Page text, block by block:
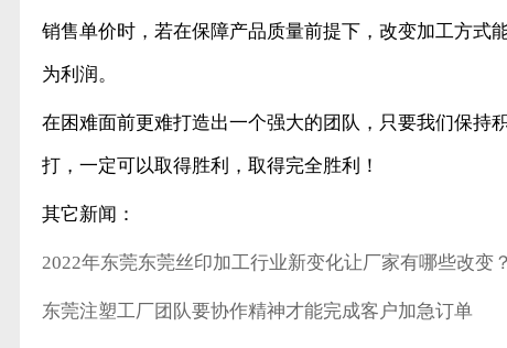
销售单价时，若在保障产品质量前提下，改变加工方式
为利润。
在困难面前更难打造出一个强大的团队，只要我们保持
打，一定可以取得胜利，取得完全胜利！
其它新闻：
2022年东莞东莞丝印加工行业新变化让厂家有哪些改变？
东莞注塑工厂团队要协作精神才能完成客户加急订单